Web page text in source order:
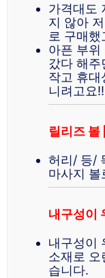
가격대도
지 않아
로 구매
아픈 부위
갔다 해주
작고 휴대
니려고요!!
릴리즈
허리/ 등/
마사지 볼
내구성이
내구성이
소재로 오
습니다.